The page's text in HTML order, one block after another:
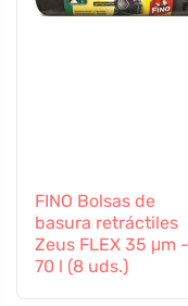
FINO Bolsas de
basura retráctiles
Zeus FLEX 35 μm -
70 l (8 uds.)